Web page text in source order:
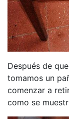
Después de
tomamos un
comenzar a
como se